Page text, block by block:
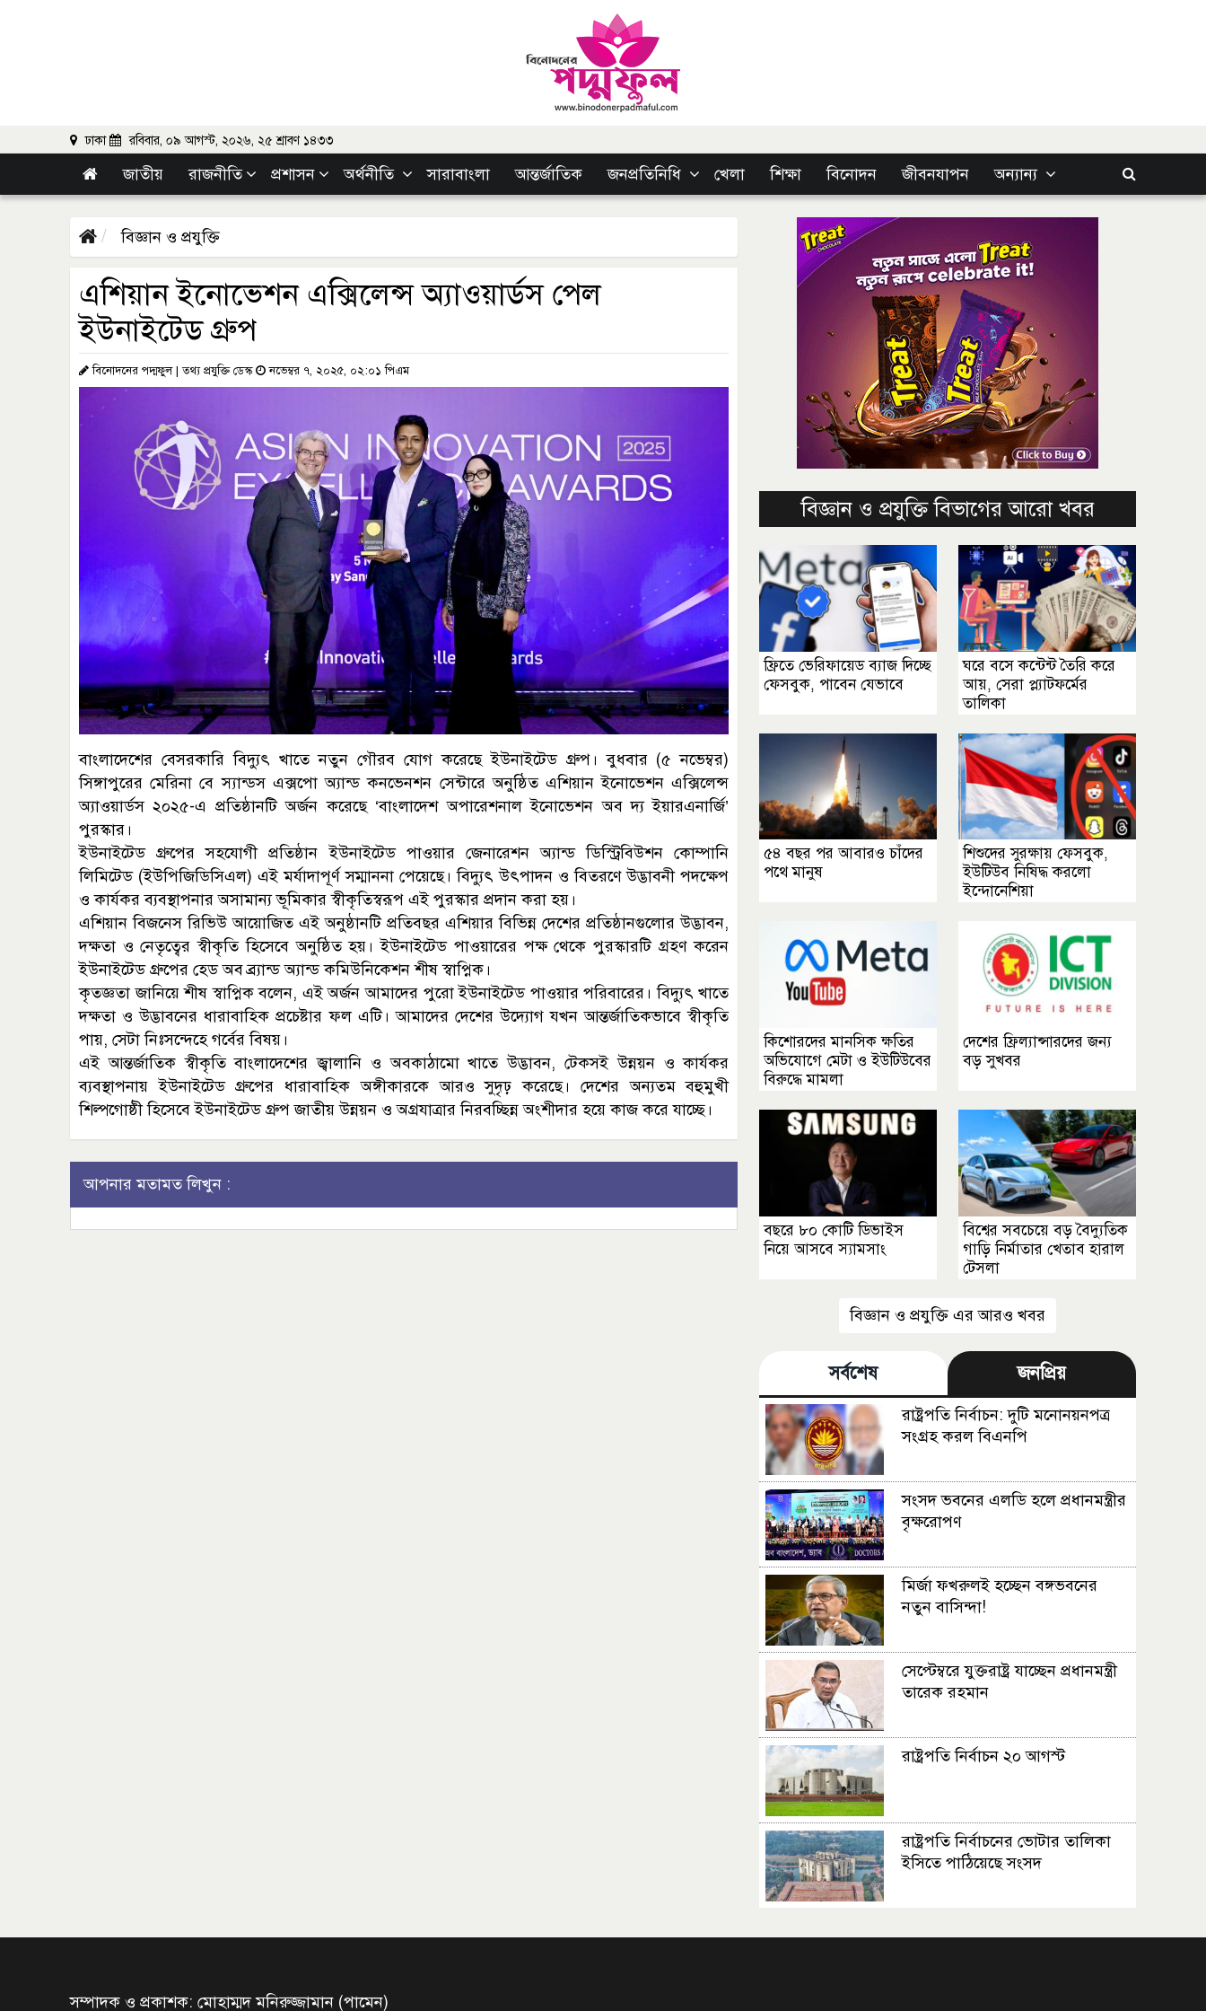
ঢাকা রবিবার, ০৯ আগস্ট, ২০২৬, ২৫ শ্রাবণ ১৪৩৩
জাতীয় রাজনীতি প্রশাসন অর্থনীতি সারাবাংলা আন্তর্জাতিক জনপ্রতিনিধি খেলা শিক্ষা বিনোদন জীবনযাপন অন্যান্য
বিজ্ঞান ও প্রযুক্তি
এশিয়ান ইনোভেশন এক্সিলেন্স অ্যাওয়ার্ডস পেল
ইউনাইটেড গ্রুপ
বিনোদনের পদ্মফুল | তথ্য প্রযুক্তি ডেস্ক নভেম্বর ৭, ২০২৫, ০২:০১ পিএম
বাংলাদেশের বেসরকারি বিদ্যুৎ খাতে নতুন গৌরব যোগ করেছে ইউনাইটেড গ্রুপ। বুধবার (৫ নভেম্বর)
সিঙ্গাপুরের মেরিনা বে স্যান্ডস এক্সপো অ্যান্ড কনভেনশন সেন্টারে অনুষ্ঠিত এশিয়ান ইনোভেশন এক্সিলেন্স
অ্যাওয়ার্ডস ২০২৫-এ প্রতিষ্ঠানটি অর্জন করেছে ‘বাংলাদেশ অপারেশনাল ইনোভেশন অব দ্য ইয়ারএনার্জি’
পুরস্কার।
ইউনাইটেড গ্রুপের সহযোগী প্রতিষ্ঠান ইউনাইটেড পাওয়ার জেনারেশন অ্যান্ড ডিস্ট্রিবিউশন কোম্পানি
লিমিটেড (ইউপিজিডিসিএল) এই মর্যাদাপূর্ণ সম্মাননা পেয়েছে। বিদ্যুৎ উৎপাদন ও বিতরণে উদ্ভাবনী পদক্ষেপ
ও কার্যকর ব্যবস্থাপনার অসামান্য ভূমিকার স্বীকৃতিস্বরূপ এই পুরস্কার প্রদান করা হয়।
এশিয়ান বিজনেস রিভিউ আয়োজিত এই অনুষ্ঠানটি প্রতিবছর এশিয়ার বিভিন্ন দেশের প্রতিষ্ঠানগুলোর উদ্ভাবন,
দক্ষতা ও নেতৃত্বের স্বীকৃতি হিসেবে অনুষ্ঠিত হয়। ইউনাইটেড পাওয়ারের পক্ষ থেকে পুরস্কারটি গ্রহণ করেন
ইউনাইটেড গ্রুপের হেড অব ব্র্যান্ড অ্যান্ড কমিউনিকেশন শীষ স্বাপ্নিক।
কৃতজ্ঞতা জানিয়ে শীষ স্বাপ্নিক বলেন, এই অর্জন আমাদের পুরো ইউনাইটেড পাওয়ার পরিবারের। বিদ্যুৎ খাতে
দক্ষতা ও উদ্ভাবনের ধারাবাহিক প্রচেষ্টার ফল এটি। আমাদের দেশের উদ্যোগ যখন আন্তর্জাতিকভাবে স্বীকৃতি
পায়, সেটা নিঃসন্দেহে গর্বের বিষয়।
এই আন্তর্জাতিক স্বীকৃতি বাংলাদেশের জ্বালানি ও অবকাঠামো খাতে উদ্ভাবন, টেকসই উন্নয়ন ও কার্যকর
ব্যবস্থাপনায় ইউনাইটেড গ্রুপের ধারাবাহিক অঙ্গীকারকে আরও সুদৃঢ় করেছে। দেশের অন্যতম বহুমুখী
শিল্পগোষ্ঠী হিসেবে ইউনাইটেড গ্রুপ জাতীয় উন্নয়ন ও অগ্রযাত্রার নিরবচ্ছিন্ন অংশীদার হয়ে কাজ করে যাচ্ছে।
আপনার মতামত লিখুন :
বিজ্ঞান ও প্রযুক্তি বিভাগের আরো খবর
ফ্রিতে ভেরিফায়েড ব্যাজ দিচ্ছে
ফেসবুক, পাবেন যেভাবে
ঘরে বসে কন্টেন্ট তৈরি করে
আয়, সেরা প্ল্যাটফর্মের
তালিকা
৫৪ বছর পর আবারও চাঁদের
পথে মানুষ
শিশুদের সুরক্ষায় ফেসবুক,
ইউটিউব নিষিদ্ধ করলো
ইন্দোনেশিয়া
কিশোরদের মানসিক ক্ষতির
অভিযোগে মেটা ও ইউটিউবের
বিরুদ্ধে মামলা
দেশের ফ্রিল্যান্সারদের জন্য
বড় সুখবর
বছরে ৮০ কোটি ডিভাইস
নিয়ে আসবে স্যামসাং
বিশ্বের সবচেয়ে বড় বৈদ্যুতিক
গাড়ি নির্মাতার খেতাব হারাল
টেসলা
বিজ্ঞান ও প্রযুক্তি এর আরও খবর
সর্বশেষ জনপ্রিয়
রাষ্ট্রপতি নির্বাচন: দুটি মনোনয়নপত্র
সংগ্রহ করল বিএনপি
সংসদ ভবনের এলডি হলে প্রধানমন্ত্রীর
বৃক্ষরোপণ
মির্জা ফখরুলই হচ্ছেন বঙ্গভবনের
নতুন বাসিন্দা!
সেপ্টেম্বরে যুক্তরাষ্ট্র যাচ্ছেন প্রধানমন্ত্রী
তারেক রহমান
রাষ্ট্রপতি নির্বাচন ২০ আগস্ট
রাষ্ট্রপতি নির্বাচনের ভোটার তালিকা
ইসিতে পাঠিয়েছে সংসদ
সম্পাদক ও প্রকাশক: মোহাম্মদ মনিরুজ্জামান (পামেন)